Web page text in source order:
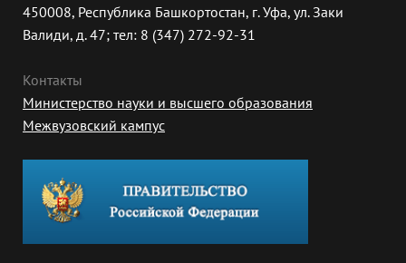
450008, Республика Башкортостан, г. Уфа, ул. Заки
Валиди, д. 47; тел: 8 (347) 272-92-31
Контакты
Министерство науки и высшего образования
Межвузовский кампус